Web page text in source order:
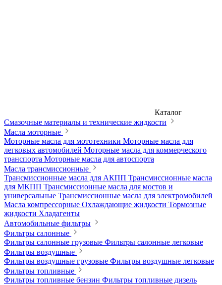
Каталог
Смазочные материалы и технические жидкости
Масла моторные
Моторные масла для мототехники Моторные масла для
легковых автомобилей Моторные масла для коммерческого
транспорта Моторные масла для автоспорта
Масла трансмиссионные
Трансмиссионные масла для АКПП Трансмиссионные масла
для МКПП Трансмиссионные масла для мостов и
универсальные Трансмиссионные масла для электромобилей
Масла компрессорные Охлаждающие жидкости Тормозные
жидкости Хладагенты
Автомобильные фильтры
Фильтры салонные
Фильтры салонные грузовые Фильтры салонные легковые
Фильтры воздушные
Фильтры воздушные грузовые Фильтры воздушные легковые
Фильтры топливные
Фильтры топливные бензин Фильтры топливные дизель